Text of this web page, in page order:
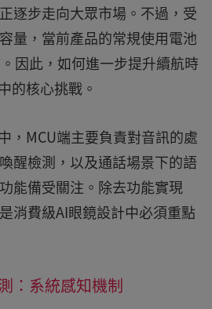
逐步走向大眾市場。不過，受
量，當前產品的常規使用電池
因此，如何進一步提升續航時
的核心挑戰。
，MCU端主要負責對音訊的處
醒檢測，以及通話場景下的語
能備受關注。除去功能實現
消費級AI眼鏡設計中必須重點
：系統感知機制